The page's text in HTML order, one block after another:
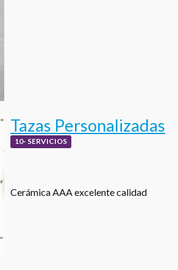
Tazas Personalizadas
10- SERVICIOS
Cerámica AAA excelente calidad